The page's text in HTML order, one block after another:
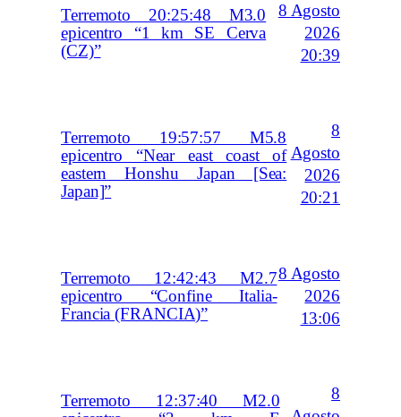
Terremoto 20:25:48 M3.0
epicentro “1 km SE Cerva
(CZ)”
8 Agosto
2026
20:39
Terremoto 19:57:57 M5.8
epicentro “Near east coast of
eastern Honshu Japan [Sea:
Japan]”
8
Agosto
2026
20:21
Terremoto 12:42:43 M2.7
epicentro “Confine Italia-
Francia (FRANCIA)”
8 Agosto
2026
13:06
Terremoto 12:37:40 M2.0
8